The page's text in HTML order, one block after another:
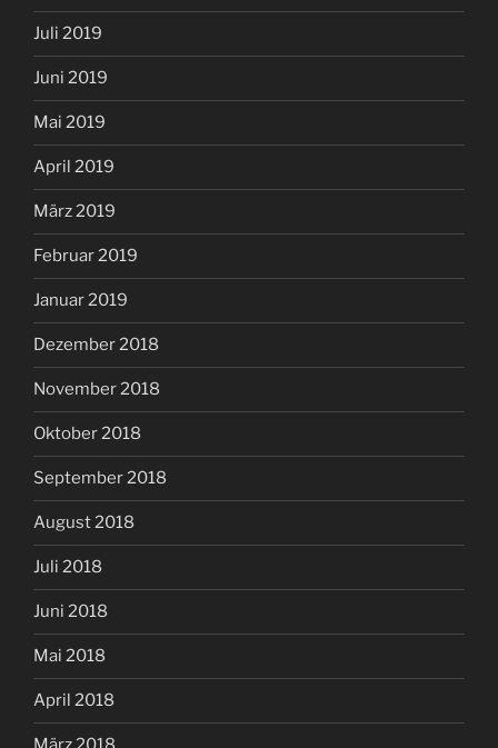
Juli 2019
Juni 2019
Mai 2019
April 2019
März 2019
Februar 2019
Januar 2019
Dezember 2018
November 2018
Oktober 2018
September 2018
August 2018
Juli 2018
Juni 2018
Mai 2018
April 2018